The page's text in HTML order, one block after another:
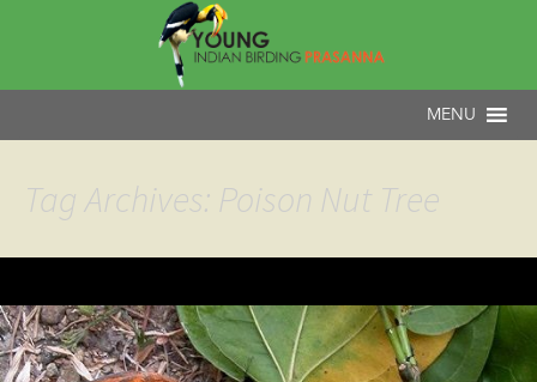
Tag Archives: Poison Nut Tree